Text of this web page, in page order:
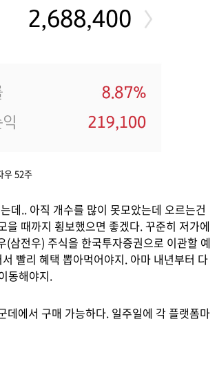
우 52주
데.. 아직 개수를 많이 못모았는데 오르는건
때까지 횡보했으면 좋겠다. 꾸준히 저가에
삼전우) 주식을 한국투자증권으로 이관할 예
빨리 혜택 뽑아먹어야지. 아마 내년부터 다
동해야지.
데에서 구매 가능하다. 일주일에 각 플랫폼마